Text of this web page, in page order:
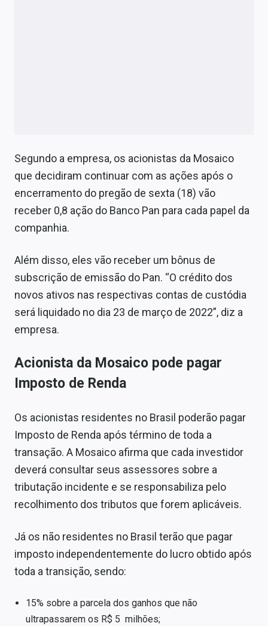
Conteúdo de Marca
Sobre
Expediente
Segundo a empresa, os acionistas da Mosaico
que decidiram continuar com as ações após o
encerramento do pregão de sexta (18) vão
receber 0,8 ação do Banco Pan para cada papel da
companhia.
Além disso, eles vão receber um bônus de
subscrição de emissão do Pan. “O crédito dos
novos ativos nas respectivas contas de custódia
será liquidado no dia 23 de março de 2022”, diz a
empresa.
Acionista da Mosaico pode pagar
Imposto de Renda
Os acionistas residentes no Brasil poderão pagar
Imposto de Renda após término de toda a
transação. A Mosaico afirma que cada investidor
deverá consultar seus assessores sobre a
tributação incidente e se responsabiliza pelo
recolhimento dos tributos que forem aplicáveis.
Já os não residentes no Brasil terão que pagar
imposto independentemente do lucro obtido após
toda a transição, sendo:
15% sobre a parcela dos ganhos que não
ultrapassarem os R$ 5 milhões;